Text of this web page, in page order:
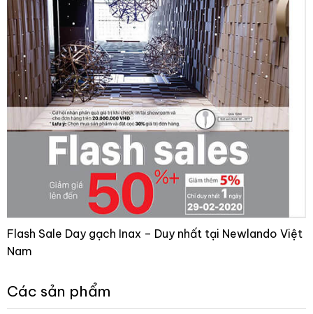
Flash Sale Day gạch Inax – Duy nhất tại Newlando Việt
Nam
Các sản phẩm